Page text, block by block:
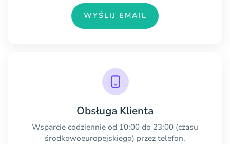
WYŚLIJ EMAIL
Obsługa Klienta
Wsparcie codziennie od 10:00 do 23:00 (czasu
środkowoeuropejskiego) przez telefon.